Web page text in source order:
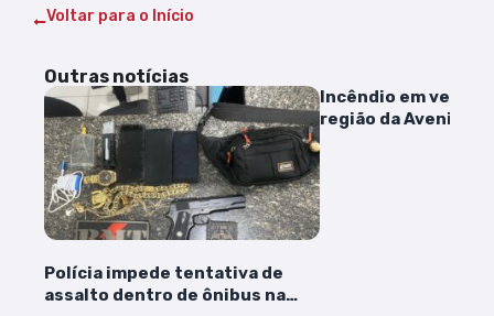
Voltar para o Início
Outras notícias
Polícia impede tentativa de
assalto dentro de ônibus na
Incêndio em
região da Avenida